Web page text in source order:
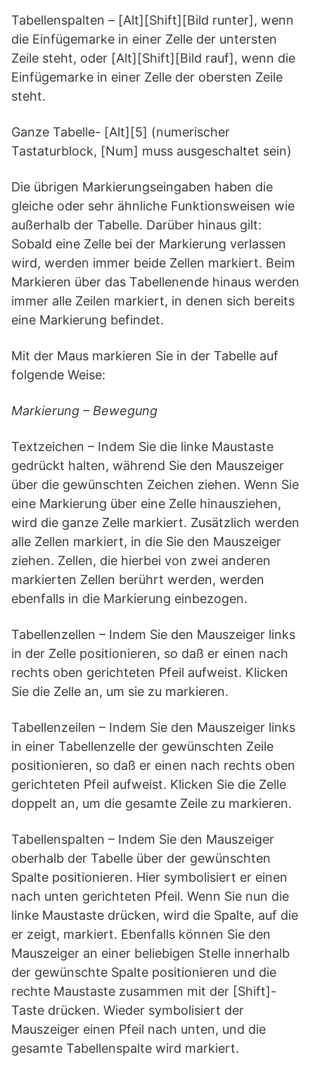
Tabellenspalten – [Alt][Shift][Bild runter], wenn
die Einfügemarke in einer Zelle der untersten
Zeile steht, oder [Alt][Shift][Bild rauf], wenn die
Einfügemarke in einer Zelle der obersten Zeile
steht.
Ganze Tabelle- [Alt][5] (numerischer
Tastaturblock, [Num] muss ausgeschaltet sein)
Die übrigen Markierungseingaben haben die
gleiche oder sehr ähnliche Funktionsweisen wie
außerhalb der Tabelle. Darüber hinaus gilt:
Sobald eine Zelle bei der Markierung verlassen
wird, werden immer beide Zellen markiert. Beim
Markieren über das Tabellenende hinaus werden
immer alle Zeilen markiert, in denen sich bereits
eine Markierung befindet.
Mit der Maus markieren Sie in der Tabelle auf
folgende Weise:
Markierung – Bewegung
Textzeichen – Indem Sie die linke Maustaste
gedrückt halten, während Sie den Mauszeiger
über die gewünschten Zeichen ziehen. Wenn Sie
eine Markierung über eine Zelle hinausziehen,
wird die ganze Zelle markiert. Zusätzlich werden
alle Zellen markiert, in die Sie den Mauszeiger
ziehen. Zellen, die hierbei von zwei anderen
markierten Zellen berührt werden, werden
ebenfalls in die Markierung einbezogen.
Tabellenzellen – Indem Sie den Mauszeiger links
in der Zelle positionieren, so daß er einen nach
rechts oben gerichteten Pfeil aufweist. Klicken
Sie die Zelle an, um sie zu markieren.
Tabellenzeilen – Indem Sie den Mauszeiger links
in einer Tabellenzelle der gewünschten Zeile
positionieren, so daß er einen nach rechts oben
gerichteten Pfeil aufweist. Klicken Sie die Zelle
doppelt an, um die gesamte Zeile zu markieren.
Tabellenspalten – Indem Sie den Mauszeiger
oberhalb der Tabelle über der gewünschten
Spalte positionieren. Hier symbolisiert er einen
nach unten gerichteten Pfeil. Wenn Sie nun die
linke Maustaste drücken, wird die Spalte, auf die
er zeigt, markiert. Ebenfalls können Sie den
Mauszeiger an einer beliebigen Stelle innerhalb
der gewünschte Spalte positionieren und die
rechte Maustaste zusammen mit der [Shift]-
Taste drücken. Wieder symbolisiert der
Mauszeiger einen Pfeil nach unten, und die
gesamte Tabellenspalte wird markiert.